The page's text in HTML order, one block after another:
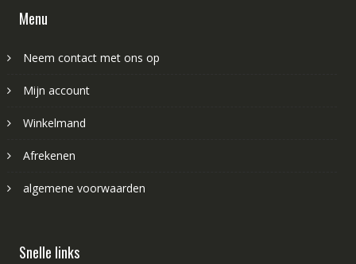
Menu
Neem contact met ons op
Mijn account
Winkelmand
Afrekenen
algemene voorwaarden
Snelle links